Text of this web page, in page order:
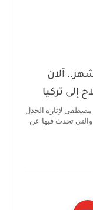
آلان
تركيا
لإثارة الجدل
والتي تحدث فيها عن